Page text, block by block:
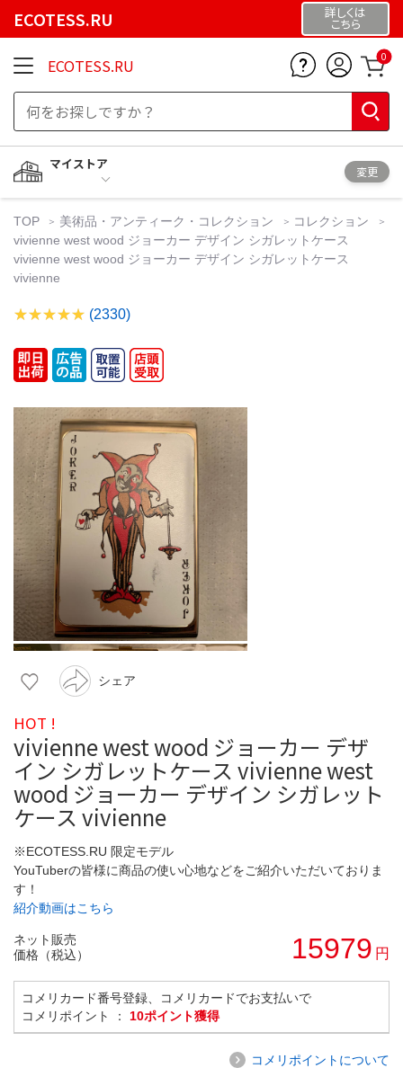
ECOTESS.RU 詳しくは
こちら
ECOTESS.RU 0
マイストア
変更
TOP 美術品・アンティーク・コレクション
コレクション
vivienne west wood ジョーカー デザイン シガレットケース
vivienne west wood ジョーカー デザイン シガレットケース
vivienne
(2330)
シェア
HOT !
vivienne west wood ジョーカー デザ
イン シガレットケース vivienne west
wood ジョーカー デザイン シガレット
ケース vivienne
※ECOTESS.RU 限定モデル
YouTuberの皆様に商品の使い心地などをご紹介いただいておりま
す！
紹介動画はこちら
ネット販売
価格（税込）
15979 円
コメリカード番号登録、コメリカードでお支払いで
コメリポイント ： 10ポイント獲得
コメリポイントについて